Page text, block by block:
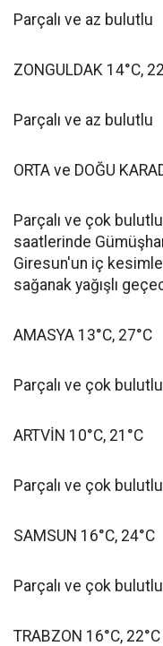
Parçalı ve az bulutlu
ZONGULDAK 14°C,
Parçalı ve az bulutlu
ORTA ve DOĞU
Parçalı ve çok
saatlerinde
Giresun'un iç
sağanak yağışlı
AMASYA 13°C, 27°C
Parçalı ve çok bulutlu
ARTVİN 10°C, 21°C
Parçalı ve çok bulutlu
SAMSUN 16°C, 24°C
Parçalı ve çok bulutlu
TRABZON 16°C, 22°C